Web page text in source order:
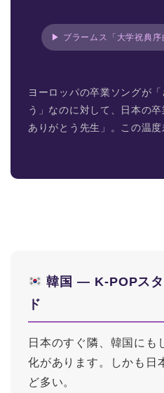
▶ ブラームス「大学祝典序
ヨーロッパの卒業ソングが
う」なのに対して、日本の
ありがとう先生」。この温
韓国 ― K-POPスタ
ド
日本のすぐ隣、韓国にも
化があります。しかも日
ど多い。